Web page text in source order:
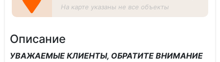
На карте указаны не все объекты
Описание
УВАЖАЕМЫЕ КЛИЕНТЫ, ОБРАТИТЕ ВНИМАНИЕ